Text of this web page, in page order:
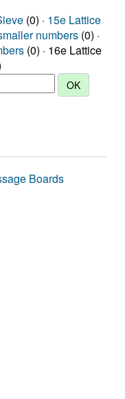
(0) · 15e Lattice
numbers (0) ·
(0) · 16e Lattice
Boards